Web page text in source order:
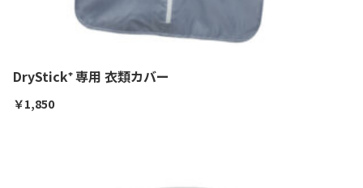
DryStick⁺ 専用 衣類カバー
￥1,850